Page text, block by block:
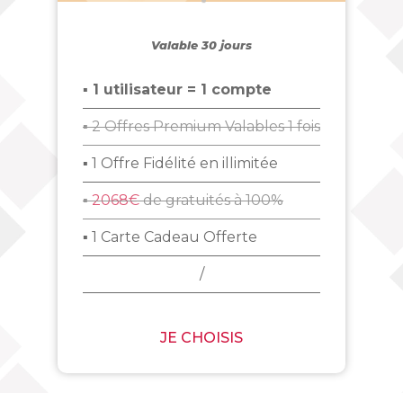
Valable 30 jours
▪ 1 utilisateur = 1 compte
▪ 2 Offres Premium Valables 1 fois
▪ 1 Offre Fidélité en illimitée
▪2068€de gratuités à 100%
▪ 1 Carte Cadeau Offerte
/
JE CHOISIS